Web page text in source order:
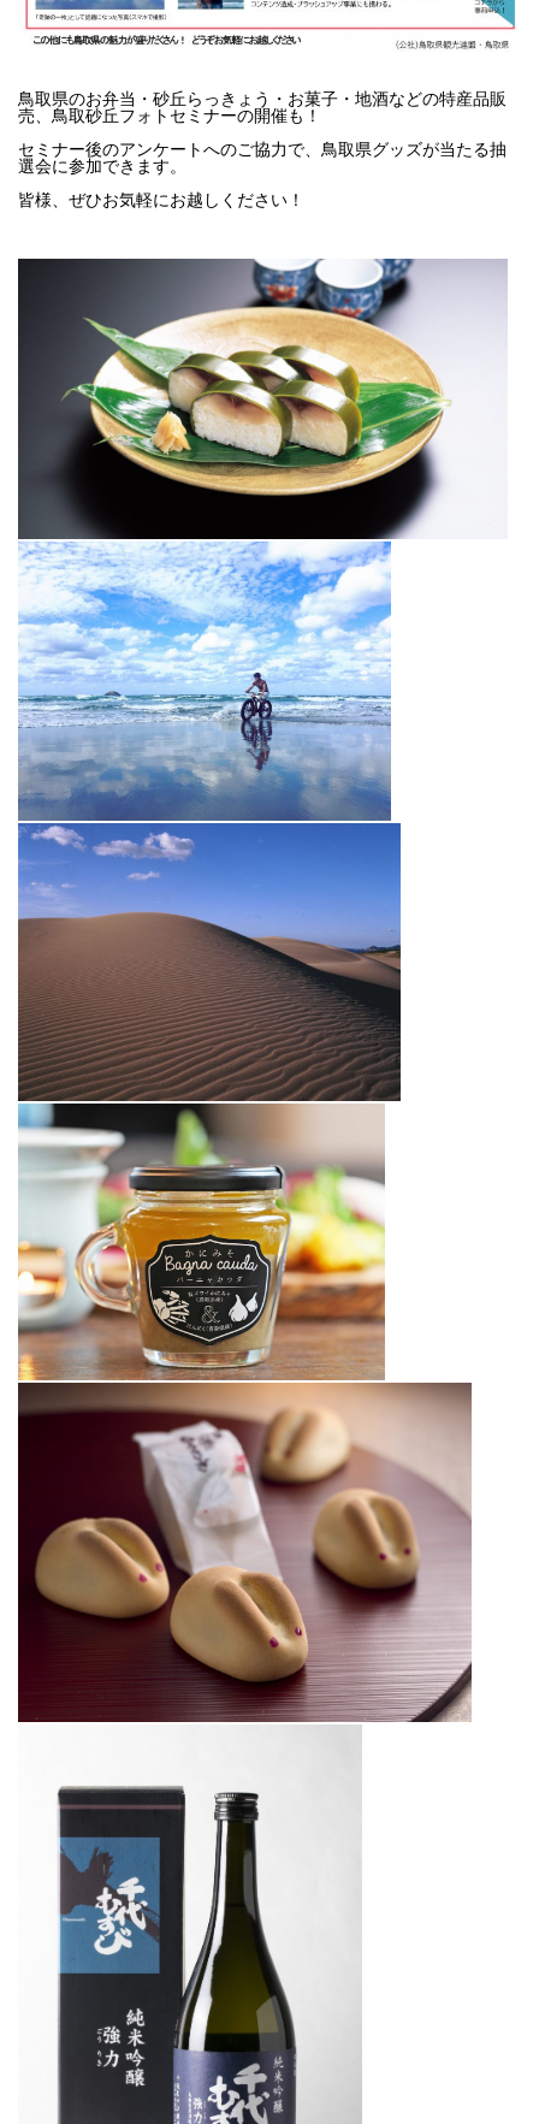
鳥取県のお弁当・砂丘らっきょう・お菓子・地酒などの特産品販
売、鳥取砂丘フォトセミナーの開催も！
セミナー後のアンケートへのご協力で、鳥取県グッズが当たる抽
選会に参加できます。
皆様、ぜひお気軽にお越しください！